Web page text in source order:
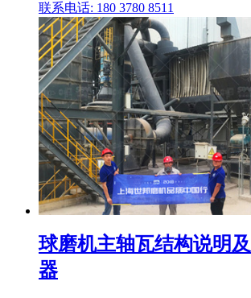
联系电话: 180 3780 8511
球磨机主轴瓦结构说明
器